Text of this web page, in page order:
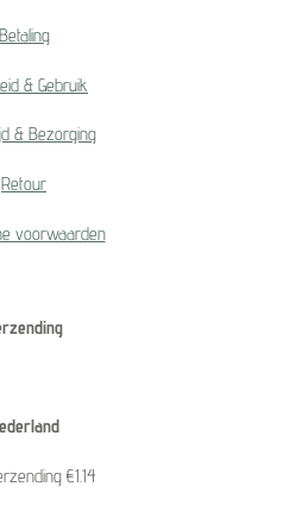
Betaling
& Gebruik
& Bezorging
Retour
voorwaarden
€1.14